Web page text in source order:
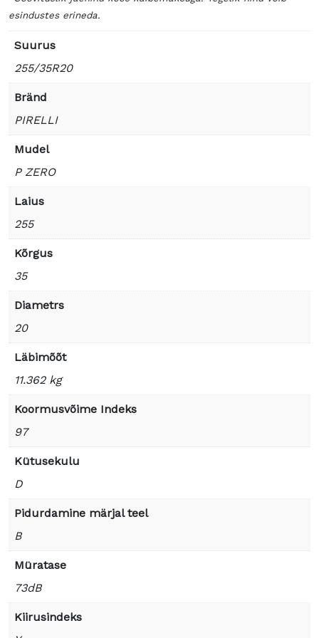
esindustes erineda.
Suurus
255/35R20
Bränd
PIRELLI
Mudel
P ZERO
Laius
255
Kõrgus
35
Diametrs
20
Läbimõõt
11.362 kg
Koormusvõime Indeks
97
Kütusekulu
D
Pidurdamine märjal teel
B
Müratase
73dB
Kiirusindeks